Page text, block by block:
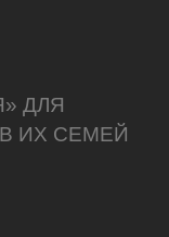
ДЛЯ
ИХ СЕМЕЙ